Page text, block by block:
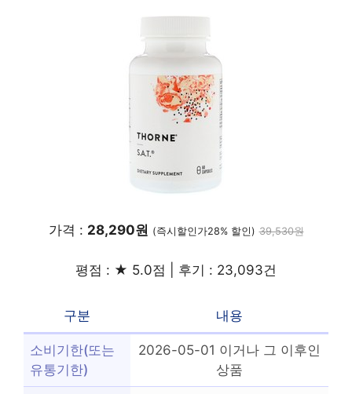
가격 : 28,290원 (즉시할인가28% 할인) 39,530원
평점 : ★ 5.0점 | 후기 : 23,093건
구분 내용
소비기한(또는
유통기한)
2026-05-01 이거나 그 이후인
상품